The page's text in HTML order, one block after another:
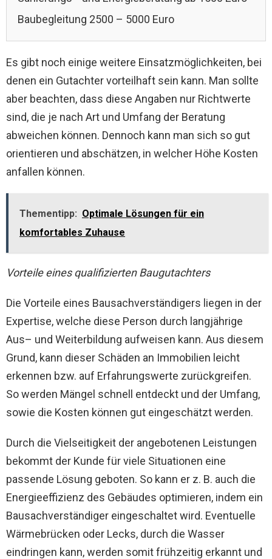
Baubegleitung 2500 – 5000 Euro
Es gibt noch einige weitere Einsatzmöglichkeiten, bei
denen ein Gutachter vorteilhaft sein kann. Man sollte
aber beachten, dass diese Angaben nur Richtwerte
sind, die je nach Art und Umfang der Beratung
abweichen können. Dennoch kann man sich so gut
orientieren und abschätzen, in welcher Höhe Kosten
anfallen können.
Thementipp: Optimale Lösungen für ein
komfortables Zuhause
Vorteile eines qualifizierten Baugutachters
Die Vorteile eines Bausachverständigers liegen in der
Expertise, welche diese Person durch langjährige
Aus– und Weiterbildung aufweisen kann. Aus diesem
Grund, kann dieser Schäden an Immobilien leicht
erkennen bzw. auf Erfahrungswerte zurückgreifen.
So werden Mängel schnell entdeckt und der Umfang,
sowie die Kosten können gut eingeschätzt werden.
Durch die Vielseitigkeit der angebotenen Leistungen
bekommt der Kunde für viele Situationen eine
passende Lösung geboten. So kann er z. B. auch die
Energieeffizienz des Gebäudes optimieren, indem ein
Bausachverständiger eingeschaltet wird. Eventuelle
Wärmebrücken oder Lecks, durch die Wasser
eindringen kann, werden somit frühzeitig erkannt und